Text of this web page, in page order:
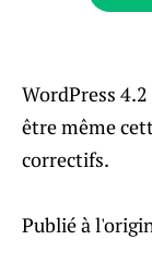
WordPress
être même
correctifs.
Publié à